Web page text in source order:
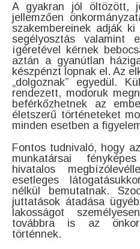
A gyakran jól öltözött,
jellemzően
szakembereinek adják
segélyosztás valamint
ígéretével kérnek
aztán a gyanútlan
készpénzt lopnak el. Az
„dolgoznak” egyedül.
rendezett, modoruk
beférkőzhetnek az
életszerű történeteket
minden esetben a
Fontos tudnivaló, hogy
munkatársai
hivatalos
esetleges
nélkül bemutatnak.
juttatások átadása
lakosságot
továbbra is az
történnek.